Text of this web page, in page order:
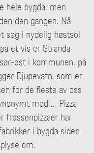
bygda, men
den gangen. Nå
seg i nydelig høstsol
et vis er Stranda
øst i kommunen, på
Djupevatn, som er
for de fleste av oss
med … Pizza
frossenpizzaer har
i bygda siden
om.